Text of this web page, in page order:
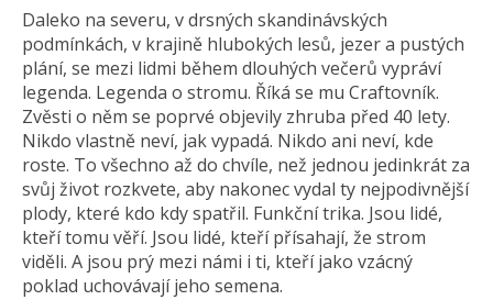
Daleko na severu, v drsných skandinávských
podmínkách, v krajině hlubokých lesů, jezer a pustých
plání, se mezi lidmi během dlouhých večerů vypráví
legenda. Legenda o stromu. Říká se mu Craftovník.
Zvěsti o něm se poprvé objevily zhruba před 40 lety.
Nikdo vlastně neví, jak vypadá. Nikdo ani neví, kde
roste. To všechno až do chvíle, než jednou jedinkrát za
svůj život rozkvete, aby nakonec vydal ty nejpodivnější
plody, které kdo kdy spatřil. Funkční trika. Jsou lidé,
kteří tomu věří. Jsou lidé, kteří přísahají, že strom
viděli. A jsou prý mezi námi i ti, kteří jako vzácný
poklad uchovávají jeho semena.